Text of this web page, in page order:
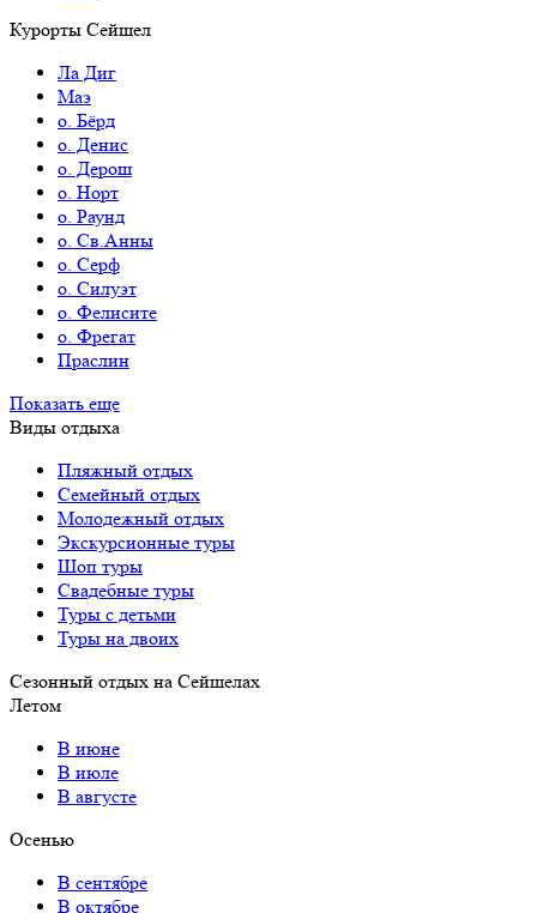
Курорты Сейшел
Ла Диг
Маэ
о. Бёрд
о. Денис
о. Дерош
о. Норт
о. Раунд
о. Св.Анны
о. Серф
о. Силуэт
о. Фелисите
о. Фрегат
Праслин
Показать еще
Виды отдыха
Пляжный отдых
Семейный отдых
Молодежный отдых
Экскурсионные туры
Шоп туры
Свадебные туры
Туры с детьми
Туры на двоих
Сезонный отдых на Сейшелах
Летом
В июне
В июле
В августе
Осенью
В сентябре
В октябре